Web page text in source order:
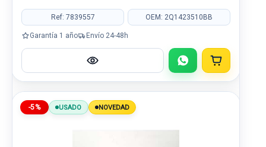
Ref: 7839557 OEM: 2Q1423510BB
Garantía 1 año Envío 24-48h
-5% USADO NOVEDAD